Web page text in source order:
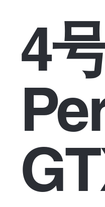
4